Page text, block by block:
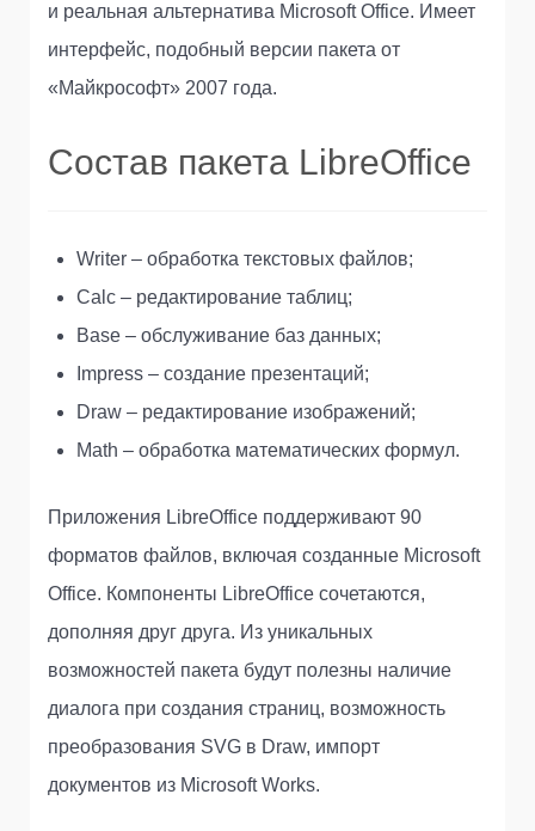
и реальная альтернатива Microsoft Office. Имеет
интерфейс, подобный версии пакета от
«Майкрософт» 2007 года.
Состав пакета LibreOffice
Writer – обработка текстовых файлов;
Calc – редактирование таблиц;
Base – обслуживание баз данных;
Impress – создание презентаций;
Draw – редактирование изображений;
Math – обработка математических формул.
Приложения LibreOffice поддерживают 90
форматов файлов, включая созданные Microsoft
Office. Компоненты LibreOffice сочетаются,
дополняя друг друга. Из уникальных
возможностей пакета будут полезны наличие
диалога при создания страниц, возможность
преобразования SVG в Draw, импорт
документов из Microsoft Works.